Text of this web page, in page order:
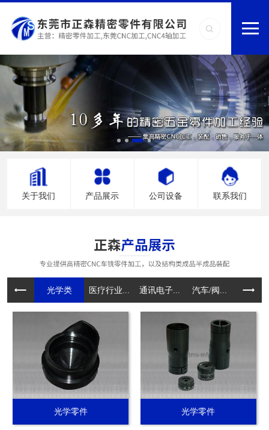
关于我们 产品展示 公司设备 联系我们
光学类 医疗行业... 通讯电子... 汽车/阀... 电动工
光学零件 光学零件